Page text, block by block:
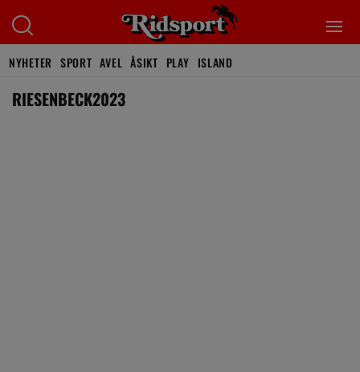
NYHETER SPORT AVEL ÅSIKT PLAY ISLAND
RIESENBECK2023